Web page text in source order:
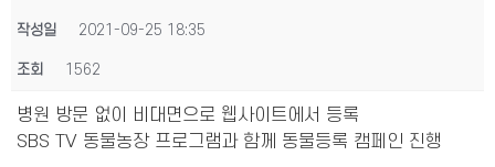
작성일 2021-09-25 18:35
조회 1562
병원 방문 없이 비대면으로 웹사이트에서 등록
SBS TV 동물농장 프로그램과 함께 동물등록 캠페인 진행